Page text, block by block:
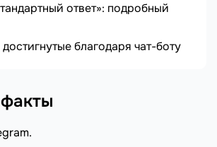
ответ»: подробный
достигнутые благодаря чат-боту